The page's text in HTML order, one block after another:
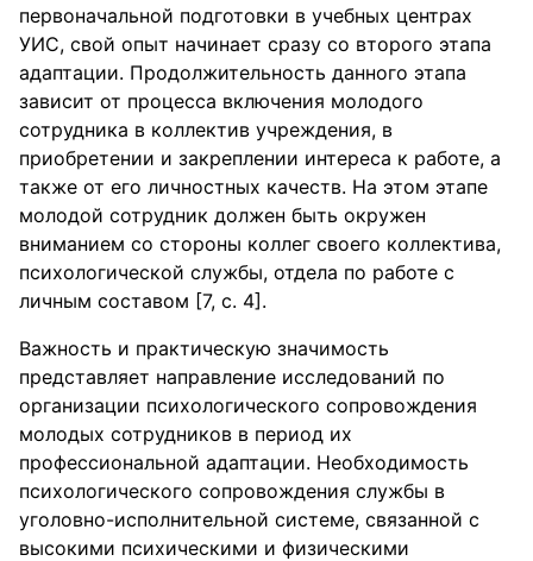
первоначальной подготовки в учебных центрах
УИС, свой опыт начинает сразу со второго этапа
адаптации. Продолжительность данного этапа
зависит от процесса включения молодого
сотрудника в коллектив учреждения, в
приобретении и закреплении интереса к работе, а
также от его личностных качеств. На этом этапе
молодой сотрудник должен быть окружен
вниманием со стороны коллег своего коллектива,
психологической службы, отдела по работе с
личным составом [7, с. 4].
Важность и практическую значимость
представляет направление исследований по
организации психологического сопровождения
молодых сотрудников в период их
профессиональной адаптации. Необходимость
психологического сопровождения службы в
уголовно-исполнительной системе, связанной с
высокими психическими и физическими